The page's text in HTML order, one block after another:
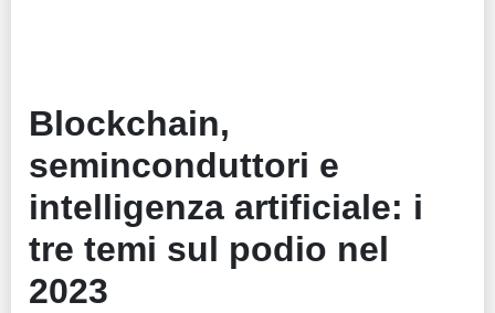
Blockchain,
seminconduttori e
intelligenza artificiale: i
tre temi sul podio nel
2023